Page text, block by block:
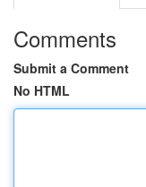
Comments
Submit a Comment
No HTML